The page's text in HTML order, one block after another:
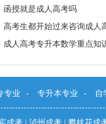
函授就是成人高考吗
高考生都开始过来咨询成人
成人高考专升本数学重点知
专业 - 专升本专业 - 自